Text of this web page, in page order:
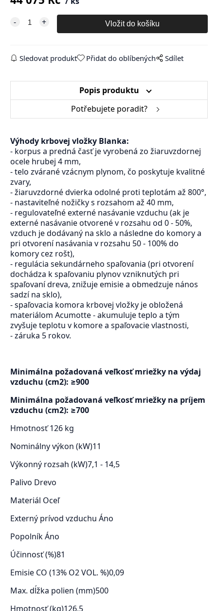
Sledovat produkt Přidat do oblíbených Sdílet
Popis produktu
Potřebujete poradit?
Výhody krbovej vložky Blanka:
- korpus a predná časť je vyrobená zo žiaruvzdornej
ocele hrubej 4 mm,
- telo zvárané vzácnym plynom, čo poskytuje kvalitné
zvary,
- žiaruvzdorné dvierka odolné proti teplotám až 800°,
- nastaviteľné nožičky s rozsahom až 40 mm,
- regulovateľné externé nasávanie vzduchu (ak je
externé nasávanie otvorené v rozsahu od 0 - 50%,
vzduch je dodávaný na sklo a následne do komory a
pri otvorení nasávania v rozsahu 50 - 100% do
komory cez rošt),
- regulácia sekundárneho spaľovania (pri otvorení
dochádza k spaľovaniu plynov vzniknutých pri
spaľovaní dreva, znižuje emisie a obmedzuje nános
sadzí na sklo),
- spaľovacia komora krbovej vložky je obložená
materiálom Acumotte - akumuluje teplo a tým
zvyšuje teplotu v komore a spaľovacie vlastnosti,
- záruka 5 rokov.
Minimálna požadovaná veľkosť mriežky na výdaj
vzduchu (cm2): ≥900
Minimálna požadovaná veľkosť mriežky na príjem
vzduchu (cm2): ≥700
Hmotnosť126 kg
Nominálny výkon (kW)11
Výkonný rozsah (kW)7,1 - 14,5
Palivo Drevo
Materiál Oceľ
Externý prívod vzduchu Áno
PopolníkÁno
Účinnosť (%)81
Emisie CO (13% O2 VOL. %)0,09
Max. dĺžka polien (mm)500
Hmotnosť (kg)126,5